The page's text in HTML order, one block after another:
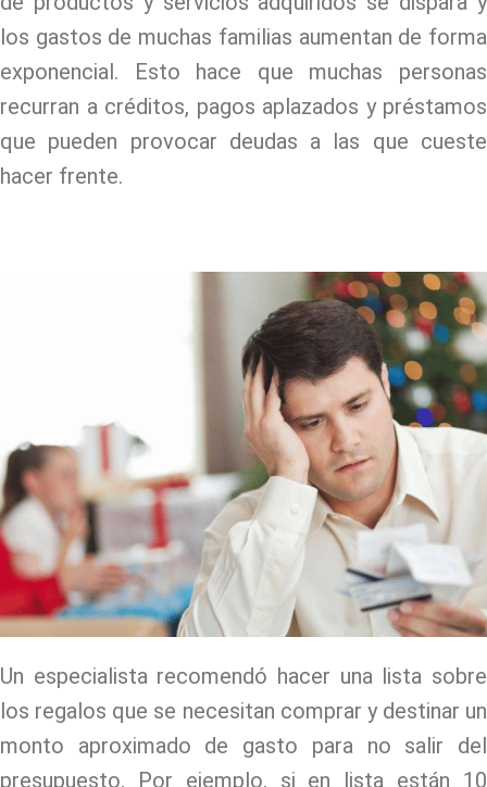
los gastos de muchas familias aumentan de forma
exponencial. Esto hace que muchas personas
recurran a créditos, pagos aplazados y préstamos
que pueden provocar deudas a las que cueste
hacer frente.
Un especialista recomendó hacer una lista sobre
los regalos que se necesitan comprar y destinar un
monto aproximado de gasto para no salir del
presupuesto. Por ejemplo, si en lista están 10